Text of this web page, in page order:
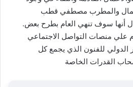
والمطرب مصطفي قطب
أنها سوف تنهي العام بطرح بعض.
علي منصات التواصل الاجتماعي
للفنون الذي يجمع كل
القدرات الخاصة